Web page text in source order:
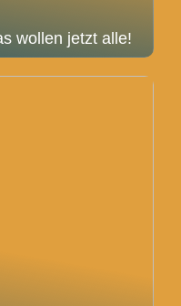
wollen jetzt alle!